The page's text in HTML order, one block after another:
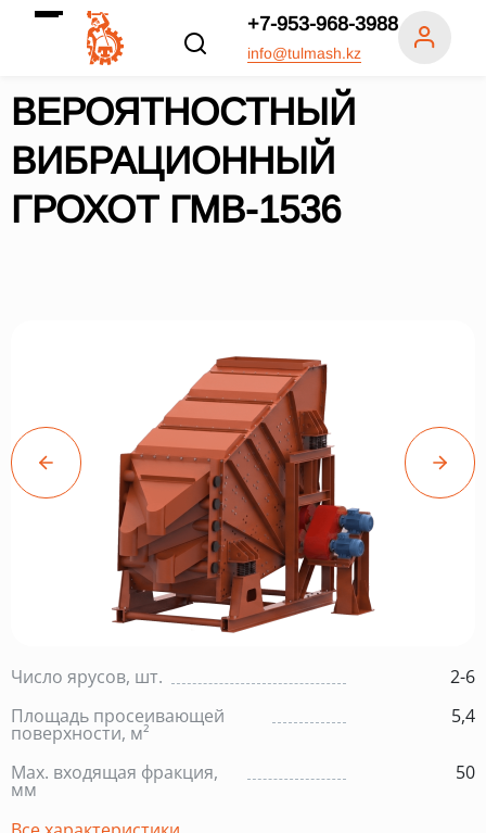
+7-953-968-3988
info@tulmash.kz
ВЕРОЯТНОСТНЫЙ
ВИБРАЦИОННЫЙ
ГРОХОТ ГМВ-1536
Число ярусов, шт.
2-6
Площадь просеивающей
поверхности, м²
5,4
Max. входящая фракция,
мм
50